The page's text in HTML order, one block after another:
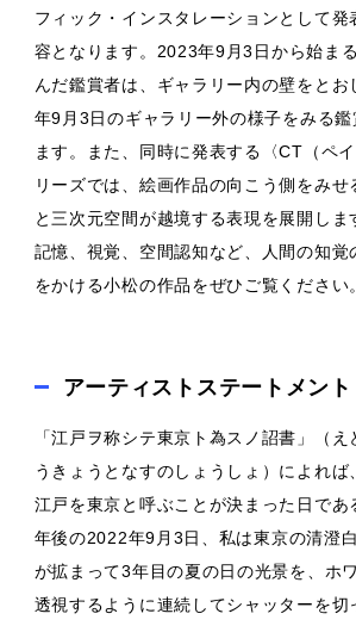
フィック・インスタレーションとして発
容となります。2023年9月3日から始ま
んだ鑑賞者は、ギャラリー内の壁をと
年9月3日のギャラリー外の様子をみる
ます。また、同時に発表する〈CT（ペ
リーズでは、絵画作品の向こう側をみせ
と三次元空間が越境する表現を展開しま
記憶、視覚、空間認知など、人間の知覚
をかける小松の作品をぜひご覧ください。
アーティストステートメント
「江戸ヲ称シテ東京ト為スノ詔書」（え
うきょうとなすのしょうしょ）によれ
江戸を東京と呼ぶことが決まった日で
年後の2022年9月3日、私は東京の清澄
が拡まって3年目の夏の日の光景を、ホ
透視するように連続してシャッターを切